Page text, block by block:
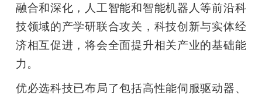
融合和深化，人工智能和智能机器人等前沿科
技领域的产学研联合攻关，科技创新与实体经
济相互促进，将会全面提升相关产业的基础能
力。
优必选科技已布局了包括高性能伺服驱动器、